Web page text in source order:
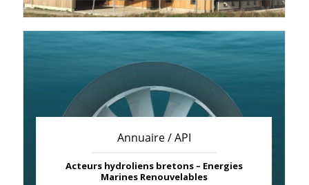
Annuaire / API
Acteurs hydroliens bretons – Energies
Marines Renouvelables